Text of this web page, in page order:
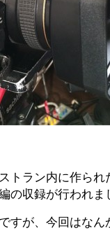
トラン内に作ら
の収録が行われま
すが、今回はな